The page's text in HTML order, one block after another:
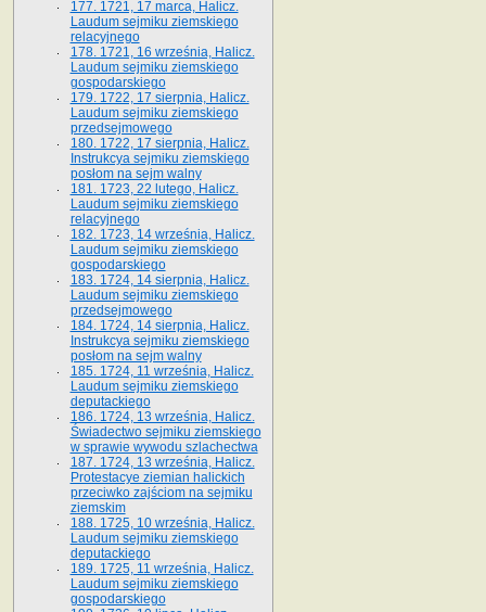
177. 1721, 17 marca, Halicz.
Laudum sejmiku ziemskiego
relacyjnego
178. 1721, 16 września, Halicz.
Laudum sejmiku ziemskiego
gospodarskiego
179. 1722, 17 sierpnia, Halicz.
Laudum sejmiku ziemskiego
przedsejmowego
180. 1722, 17 sierpnia, Halicz.
Instrukcya sejmiku ziemskiego
posłom na sejm walny
181. 1723, 22 lutego, Halicz.
Laudum sejmiku ziemskiego
relacyjnego
182. 1723, 14 września, Halicz.
Laudum sejmiku ziemskiego
gospodarskiego
183. 1724, 14 sierpnia, Halicz.
Laudum sejmiku ziemskiego
przedsejmowego
184. 1724, 14 sierpnia, Halicz.
Instrukcya sejmiku ziemskiego
posłom na sejm walny
185. 1724, 11 września, Halicz.
Laudum sejmiku ziemskiego
deputackiego
186. 1724, 13 września, Halicz.
Świadectwo sejmiku ziemskiego
w sprawie wywodu szlachectwa
187. 1724, 13 września, Halicz.
Protestacye ziemian halickich
przeciwko zajściom na sejmiku
ziemskim
188. 1725, 10 września, Halicz.
Laudum sejmiku ziemskiego
deputackiego
189. 1725, 11 września, Halicz.
Laudum sejmiku ziemskiego
gospodarskiego